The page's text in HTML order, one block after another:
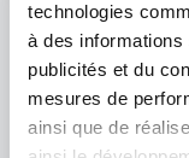
technologies
à des
publicités et du
mesures de
ainsi que de
06 - Cannes
125.00 €
En forte demande
Adresse